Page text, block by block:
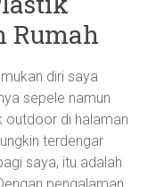
Rumah
diri saya
sepele namun
outdoor di halaman
terdengar
saya, itu adalah